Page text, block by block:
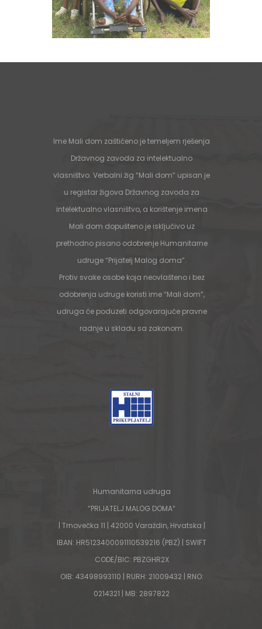
Ime Mali dom zaštićeno je temeljem rješenja
Državnog zavoda za intelektualno
vlasništvo. Verbalni žig “Mali dom” upisan je
u registar žigova Državnog zavoda za
intelektualno vlasništvo, a korištenje imena
Mali dom dopušteno je isključivo uz
prethodno pisano odobrenje Humanitarne
udruge “Prijatelj Malog doma”.
Protiv svake osobe koja neovlašteno i bez
odobrenja udruge koristi ime “Mali dom”,
udruga će poduzeti odgovarajuće pravne
radnje u skladu sa zakonom.
Humanitarna udruga
“PRIJATELJ MALOG DOMA“
| Trnovečka 11 | 42000 Varaždin, Hrvatska |
IBAN: HR5123400091110539216 (PBZ) | SWIFT
CODE/BIC: PBZGHR2X
OIB: 43498993110 | RURH: 21009432 | RNO:
0214321 | MB: 2897822